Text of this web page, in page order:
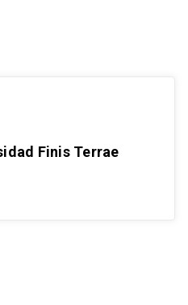
Finis Terrae